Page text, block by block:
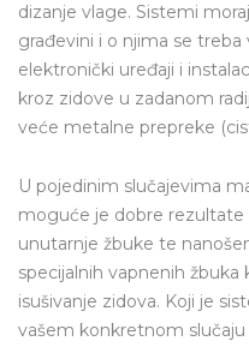
dizanje vlage. Sistemi
građevini i o njima se
elektronički uređaji i
kroz zidove u zadanom
veće metalne prepreke
U pojedinim slučajevima
moguće je dobre
unutarnje žbuke te
specijalnih vapnenih
isušivanje zidova. Koji je
vašem konkretnom